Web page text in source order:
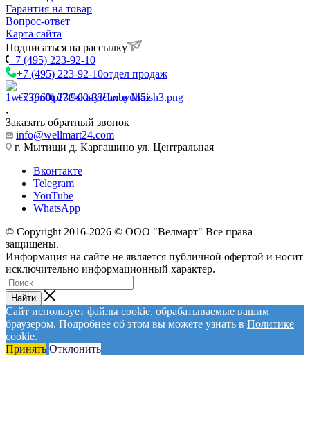
Гарантия на товар
Вопрос-ответ
Карта сайта
Подписаться на рассылку
+7 (495) 223-92-10
+7 (495) 223-92-10отдел продаж
+7 (960) 230-00-33Чат в Max
Заказать обратный звонок
info@wellmart24.com
г. Мытищи д. Каргашино ул. Центральная
Вконтакте
Telegram
YouTube
WhatsApp
© Сopyright 2016-2026 © ООО "Велмарт" Все права
защищены.
Информация на сайте не является публичной офертой и носит
исключительно информационный характер.
Найти
Сайт использует файлы cookie, обрабатываемые вашим
браузером. Подробнее об этом вы можете узнать в Политике
cookie.
Принять Отклонить